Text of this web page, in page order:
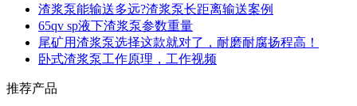
渣浆泵能输送多远?渣浆泵长距离输送案例
65qv sp液下渣浆泵参数重量
尾矿用渣浆泵选择这款就对了，耐磨耐腐扬程高！
卧式渣浆泵工作原理，工作视频
推荐产品